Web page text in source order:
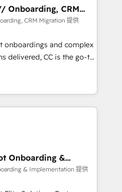
approach
we plan and support the
with HubSpot
training, and
you receive the best
Whether you are
to turn around a poor
you need.
Onboarding, CRM
CRM Migration 提供
onboardings and complex
delivered, CC is the go-to
smarter. We specialize
migrations and
like Salesforce, NetSuite,
turning fragmented
revenue operations and
built and custom
Onboarding &
& Implementation 提供